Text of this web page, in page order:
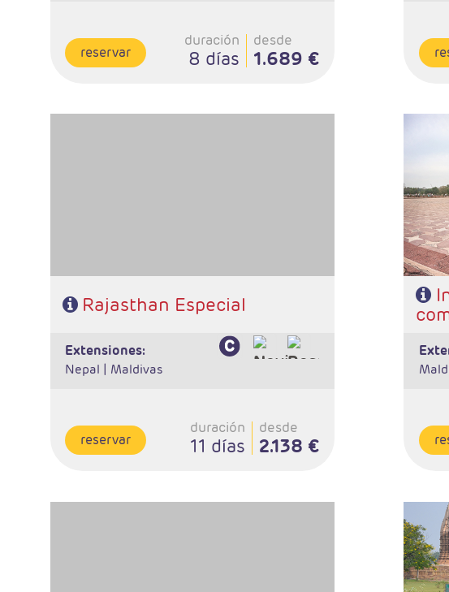
reservar
duración
8 días
desde
1.689 €
Rajasthan Especial
extensiones:
Nepal | Maldivas
reservar
duración
11 días
desde
2.138 €
-
-
-
-
- A
-
-
-
-
- A